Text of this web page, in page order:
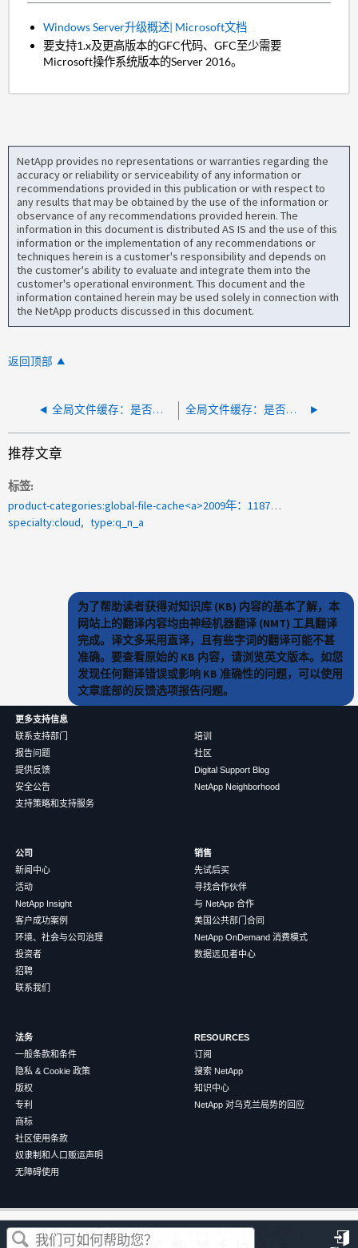
Windows Server升级概述| Microsoft文档
要支持1.x及更高版本的GFC代码、GFC至少需要
Microsoft操作系统版本的Server 2016。
NetApp provides no representations or warranties regarding the
accuracy or reliability or serviceability of any information or
recommendations provided in this publication or with respect to
any results that may be obtained by the use of the information or
observance of any recommendations provided herein. The
information in this document is distributed AS IS and the use of this
information or the implementation of any recommendations or
techniques herein is a customer's responsibility and depends on
the customer's ability to evaluate and integrate them into the
customer's operational environment. This document and the
information contained herein may be used solely in connection with
the NetApp products discussed in this document.
返回顶部
全局文件缓存：是否可以在多个 LMS 服务器之间拆分全局文件缓存边缘许可证 全局文件缓存：是否可以在GFC服务器上禁用回显服务？
这篇文章对您有帮助吗？
推荐文章
标签
product-categories:global-file-cache<a>2009年：118740</a>
specialty:cloud
type:q_n_a
为了帮助读者获得对知识库 (KB) 内容的基本了解，本
网站上的翻译内容均由神经机器翻译 (NMT) 工具翻译
完成。译文多采用直译，且有些字词的翻译可能不甚
准确。要查看原始的 KB 内容，请浏览英文版本。如您
发现任何翻译错误或影响 KB 准确性的问题，可以使用
文章底部的反馈选项报告问题。
更多支持信息
联系支持部门
报告问题
提供反馈
安全公告
支持策略和支持服务
培训
社区
Digital Support Blog
NetApp Neighborhood
公司
新闻中心
活动
NetApp Insight
客户成功案例
环境、社会与公司治理
投资者
招聘
联系我们
销售
先试后买
寻找合作伙伴
与 NetApp 合作
美国公共部门合同
NetApp OnDemand 消费模式
数据远见者中心
法务
一般条款和条件
隐私 & Cookie 政策
版权
专利
商标
社区使用条款
奴隶制和人口贩运声明
无障碍使用
RESOURCES
订阅
搜索 NetApp
知识中心
NetApp 对乌克兰局势的回应
©2026NetApp 中文（简体）
隐私政策
Cookie 政策
Cookie 设置